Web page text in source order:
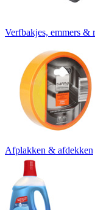
Verfbakjes, emmers &
Afplakken & afdekken